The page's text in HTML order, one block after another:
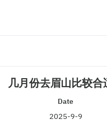
几月份去眉山比较合
Date
2025-9-9